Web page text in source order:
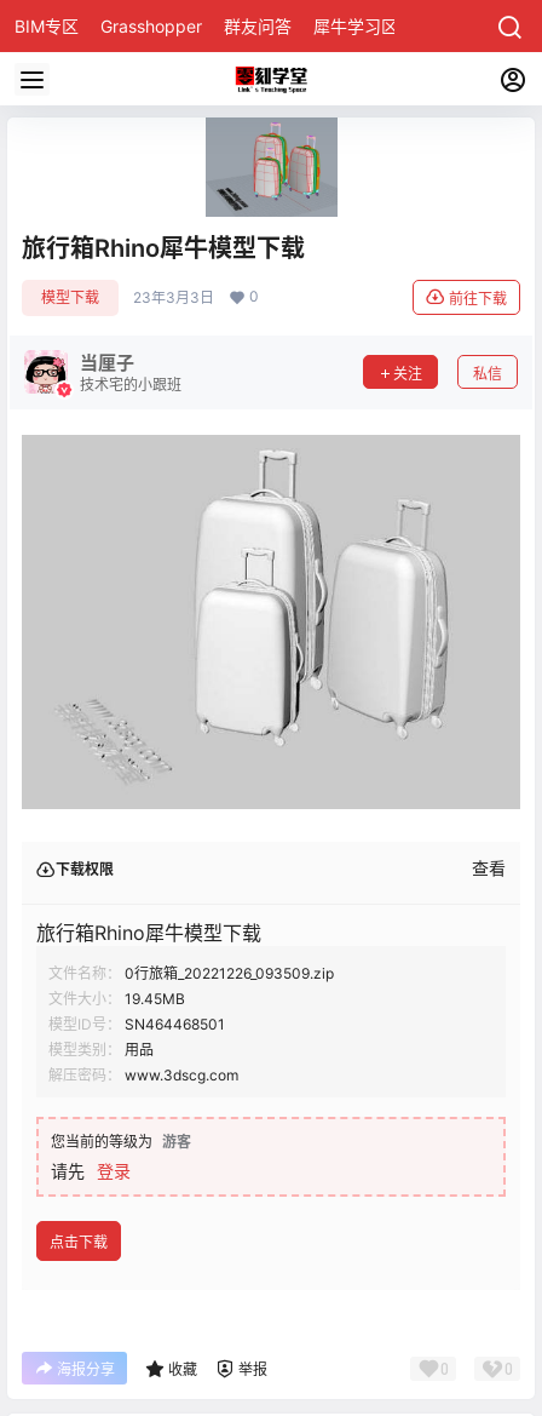
BIM专区 Grasshopper 群友问答 犀牛学习区
旅行箱Rhino犀牛模型下载
模型下载 23年3月3日 0 前往下载
当厘子
技术宅的小跟班
关注 私信
下载权限 查看
旅行箱Rhino犀牛模型下载
文件名称：
0行旅箱_20221226_093509.zip
文件大小：
19.45MB
模型ID号：
SN464468501
模型类别：
用品
解压密码：
www.3dscg.com
您当前的等级为 游客
请先 登录
点击下载
海报分享 收藏 举报 0 0